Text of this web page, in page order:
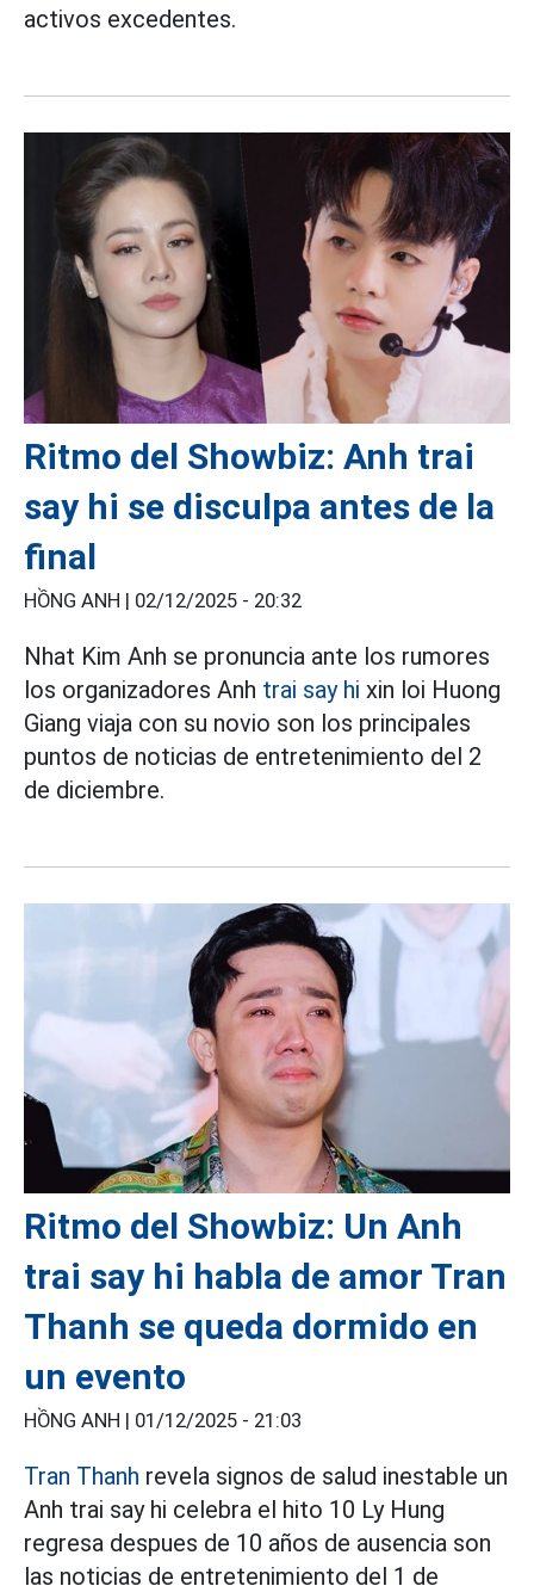
activos excedentes.
Ritmo del Showbiz: Anh trai
say hi se disculpa antes de la
final
HỒNG ANH | 02/12/2025 - 20:32
Nhat Kim Anh se pronuncia ante los rumores
los organizadores Anh trai say hi xin loi Huong
Giang viaja con su novio son los principales
puntos de noticias de entretenimiento del 2
de diciembre.
Ritmo del Showbiz: Un Anh
trai say hi habla de amor Tran
Thanh se queda dormido en
un evento
HỒNG ANH | 01/12/2025 - 21:03
Tran Thanh revela signos de salud inestable un
Anh trai say hi celebra el hito 10 Ly Hung
regresa despues de 10 años de ausencia son
las noticias de entretenimiento del 1 de